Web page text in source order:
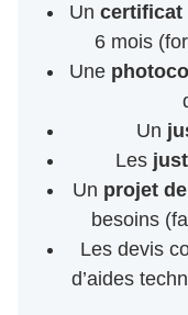
Un certificat
6 mois
Une
Un
Les
Un projet
besoins
Les devis
d’aides